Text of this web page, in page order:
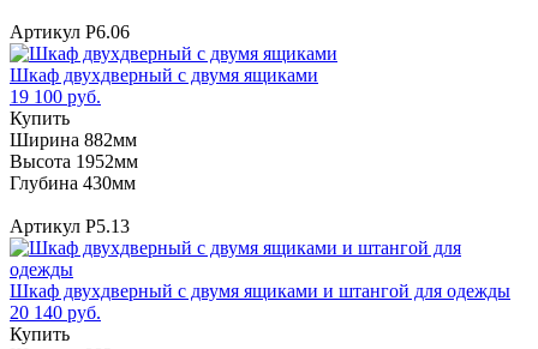
Артикул Р6.06
Шкаф двухдверный с двумя ящиками
19 100 руб.
Купить
Ширина 882мм
Высота 1952мм
Глубина 430мм
Артикул Р5.13
Шкаф двухдверный с двумя ящиками и штангой для одежды
20 140 руб.
Купить